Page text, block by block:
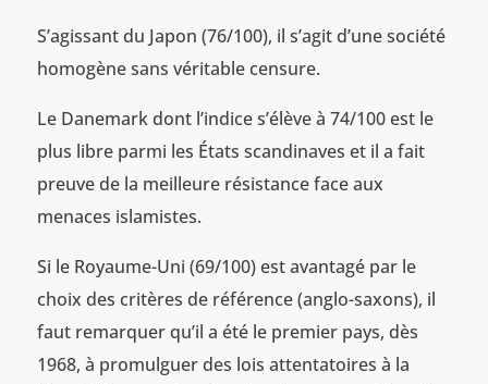
S’agissant du Japon (76/100), il s’agit d’une société
homogène sans véritable censure.
Le Danemark dont l’indice s’élève à 74/100 est le
plus libre parmi les États scandinaves et il a fait
preuve de la meilleure résistance face aux
menaces islamistes.
Si le Royaume-Uni (69/100) est avantagé par le
choix des critères de référence (anglo-saxons), il
faut remarquer qu’il a été le premier pays, dès
1968, à promulguer des lois attentatoires à la